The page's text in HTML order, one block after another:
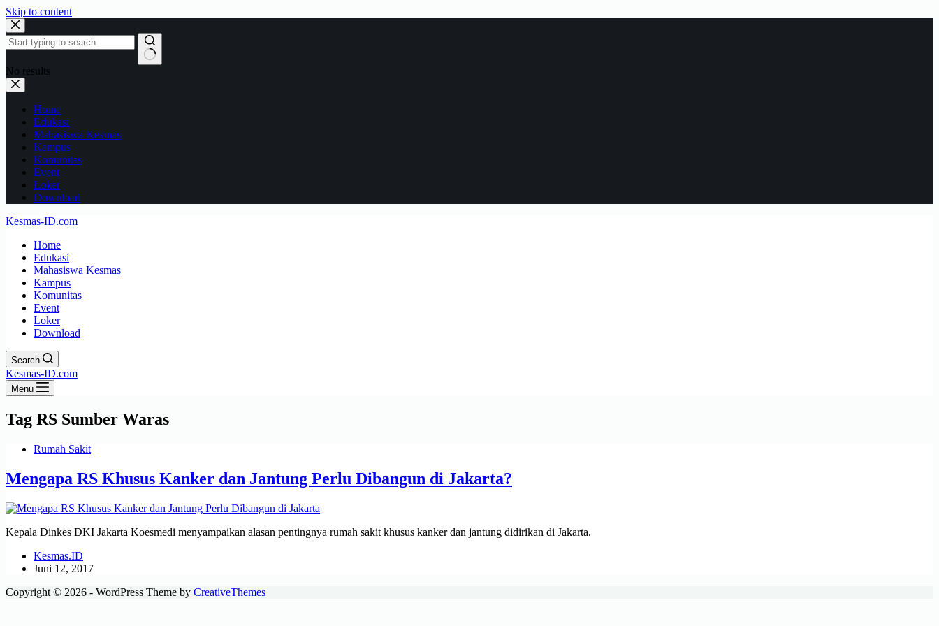
Skip to content
No results
Home
Edukasi
Mahasiswa Kesmas
Kampus
Komunitas
Event
Loker
Download
Kesmas-ID.com
Home
Edukasi
Mahasiswa Kesmas
Kampus
Komunitas
Event
Loker
Download
Search
Kesmas-ID.com
Menu
Tag RS Sumber Waras
Rumah Sakit
Mengapa RS Khusus Kanker dan Jantung Perlu Dibangun di Jakarta?
Kepala Dinkes DKI Jakarta Koesmedi menyampaikan alasan pentingnya rumah sakit khusus kanker dan jantung didirikan di Jakarta.
Kesmas.ID
Juni 12, 2017
Copyright © 2026 - WordPress Theme by CreativeThemes